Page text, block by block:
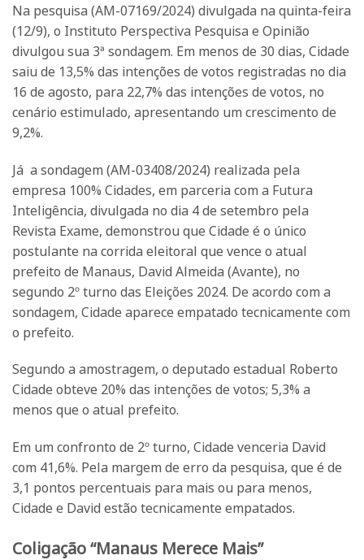
Na pesquisa (AM-07169/2024) divulgada na quinta-feira
(12/9), o Instituto Perspectiva Pesquisa e Opinião
divulgou sua 3ª sondagem. Em menos de 30 dias, Cidade
saiu de 13,5% das intenções de votos registradas no dia
16 de agosto, para 22,7% das intenções de votos, no
cenário estimulado, apresentando um crescimento de
9,2%.
Já a sondagem (AM-03408/2024) realizada pela
empresa 100% Cidades, em parceria com a Futura
Inteligência, divulgada no dia 4 de setembro pela
Revista Exame, demonstrou que Cidade é o único
postulante na corrida eleitoral que vence o atual
prefeito de Manaus, David Almeida (Avante), no
segundo 2º turno das Eleições 2024. De acordo com a
sondagem, Cidade aparece empatado tecnicamente com
o prefeito.
Segundo a amostragem, o deputado estadual Roberto
Cidade obteve 20% das intenções de votos; 5,3% a
menos que o atual prefeito.
Em um confronto de 2º turno, Cidade venceria David
com 41,6%. Pela margem de erro da pesquisa, que é de
3,1 pontos percentuais para mais ou para menos,
Cidade e David estão tecnicamente empatados.
Coligação “Manaus Merece Mais”